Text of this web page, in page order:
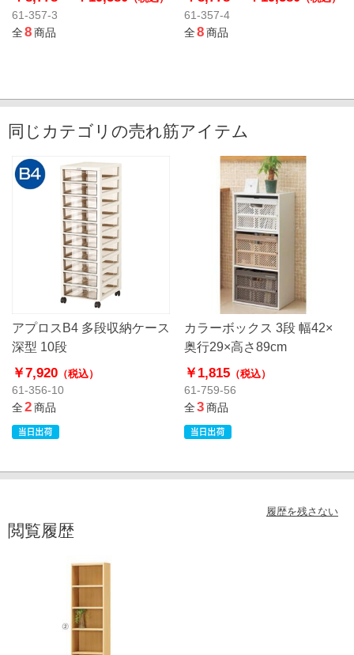
61-357-3
全8商品
61-357-4
全8商品
同じカテゴリの売れ筋アイテム
アプロスB4 多段収納ケース
深型 10段
￥7,920 （税込）
61-356-10
全2商品
カラーボックス 3段 幅42×
奥行29×高さ89cm
￥1,815（税込）
61-759-56
全3商品
履歴を残さない
閲覧履歴